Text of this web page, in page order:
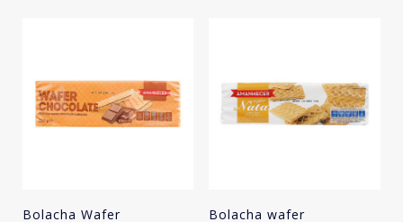
Bolacha Wafer
Bolacha wafer